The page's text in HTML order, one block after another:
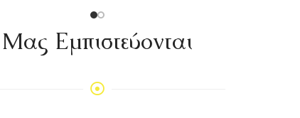
Mας Εμπιστεύονται